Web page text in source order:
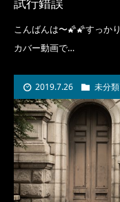
試行錯誤
こんばんは〜🌠🌠すっか
カバー動画で…
2019.7.26 未分類